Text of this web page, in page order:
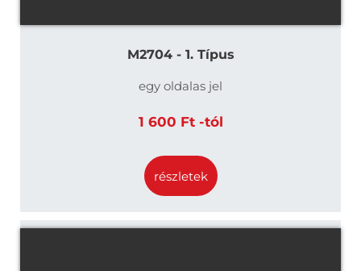
M2704 - 1. Típus
egy oldalas jel
1 600 Ft -tól
részletek